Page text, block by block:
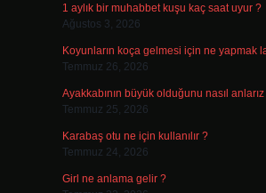
1 aylık bir muhabbet kuşu kaç saat uyur ?
Ağustos 3, 2026
Koyunların koça gelmesi için ne yapmak
Temmuz 26, 2026
Ayakkabının büyük olduğunu nasıl
Temmuz 25, 2026
Karabaş otu ne için kullanılır ?
Temmuz 24, 2026
Girl ne anlama gelir ?